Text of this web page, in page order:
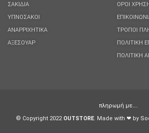
ΣΑΚΙΔΙΑ
ΥΠΝΟΣΑΚΟΙ
ΑΝΑΡΡΙΧΗΤΙΚΑ
ΑΞΕΣΟΥΑΡ
ΟΡΟΙ
ΤΡΟΠΟΙ
ΠΟΛΙΤΙΚΗ
ΠΟΛΙΤΙΚΉ
πληρωμή με….
© Copyright 2022 OUTSTORE. Made with ❤ by